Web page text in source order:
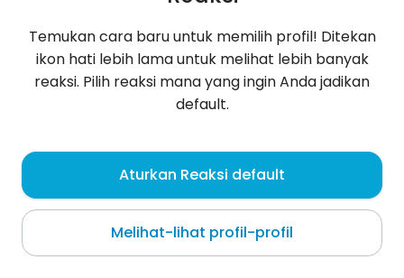
Ichrak
Tunis
Tentang saya
Temukan cara baru untuk memilih profil! Ditekan
ikon hati lebih lama untuk melihat lebih banyak
reaksi. Pilih reaksi mana yang ingin Anda jadikan
default.
Aturkan Reaksi default
Melihat-lihat profil-profil